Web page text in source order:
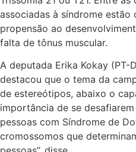
associadas à síndrome estão
propensão ao
falta de tônus muscular.
A deputada Erika Kokay (PT-
destacou que o tema da
de estereótipos, abaixo o
importância de se
pessoas com Síndrome de
cromossomos que